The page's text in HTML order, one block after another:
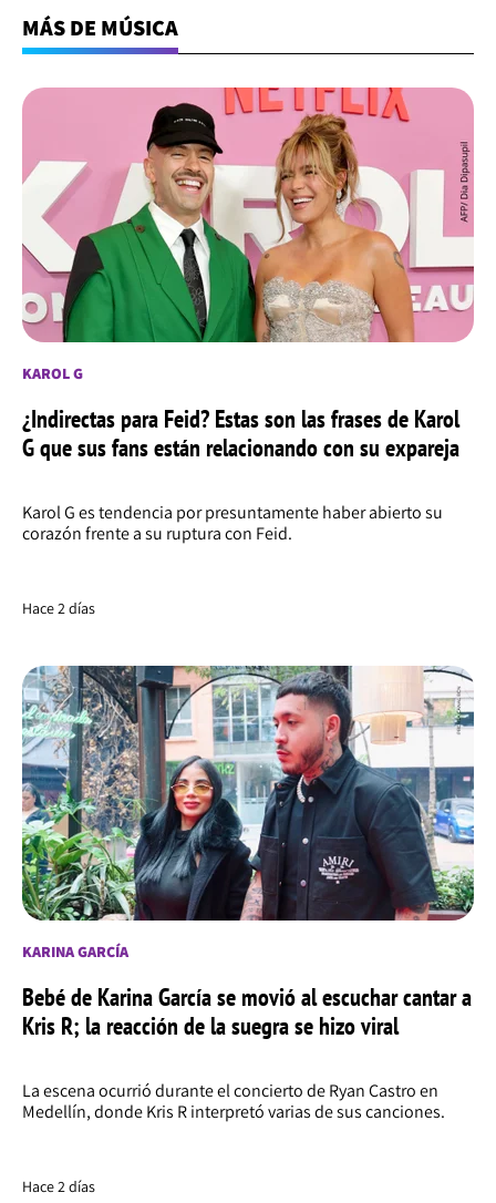
MÁS DE MÚSICA
KAROL G
¿Indirectas para Feid? Estas son las frases de Karol
G que sus fans están relacionando con su expareja
Karol G es tendencia por presuntamente haber abierto su
corazón frente a su ruptura con Feid.
Hace 2 días
KARINA GARCÍA
Bebé de Karina García se movió al escuchar cantar a
Kris R; la reacción de la suegra se hizo viral
La escena ocurrió durante el concierto de Ryan Castro en
Medellín, donde Kris R interpretó varias de sus canciones.
Hace 2 días